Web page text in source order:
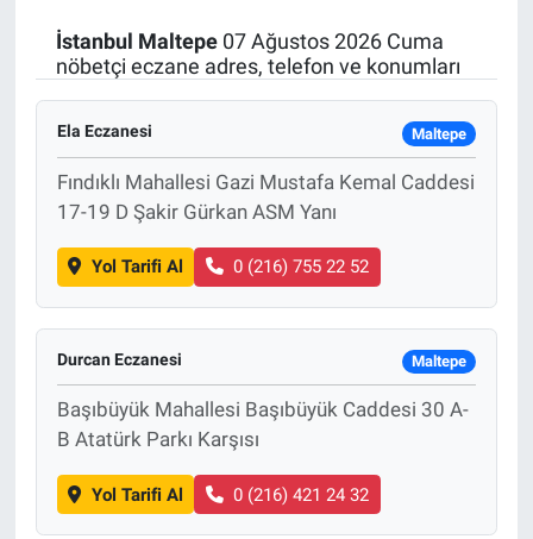
İstanbul Maltepe07 Ağustos 2026 Cuma
nöbetçi eczane adres, telefon ve konumları
Ela Eczanesi Maltepe
Fındıklı Mahallesi Gazi Mustafa Kemal Caddesi
17-19 D Şakir Gürkan ASM Yanı
Yol Tarifi Al 0 (216) 755 22 52
Durcan Eczanesi Maltepe
Başıbüyük Mahallesi Başıbüyük Caddesi 30 A-
B Atatürk Parkı Karşısı
Yol Tarifi Al 0 (216) 421 24 32